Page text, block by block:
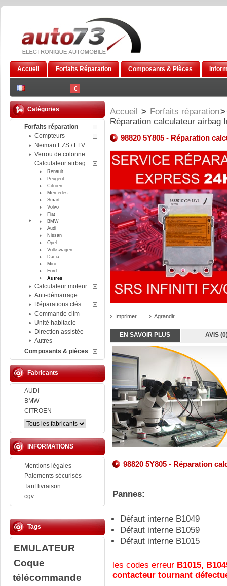
€
Accueil Forfaits Réparation Composants & Pièces
Catégories
Forfaits réparation
Compteurs
Neiman EZS / ELV
Verrou de colonne
Calculateur airbag
Renault
Peugeot
Citroen
Mercedes
Smart
Volvo
Fiat
BMW
Audi
Nissan
Opel
Volkswagen
Dacia
Mini
Ford
Autres
Calculateur moteur
Anti-démarrage
Réparations clés
Commande clim
Unité habitacle
Direction assistée
Autres
Composants & pièces
Fabricants
AUDI
BMW
CITROEN
INFORMATIONS
Mentions légales
Paiements sécurisés
Tarif livraison
cgv
Tags
EMULATEUR
Coque
télécommande
Accueil > Forfaits réparation>
Réparation calculateur airbag
98820 5Y805 - Réparation
Imprimer Agrandir
EN SAVOIR PLUS AVIS
98820 5Y805 - Réparation
Pannes:
Défaut interne B1049
Défaut interne B1059
Défaut interne B1015
les codes erreur B1015,
contacteur tournant